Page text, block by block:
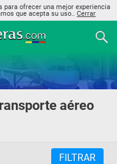
ofrecer una mejor experiencia
que acepta su uso.. Cerrar
aéreo
FILTRAR